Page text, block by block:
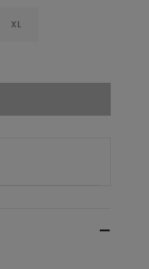
XL